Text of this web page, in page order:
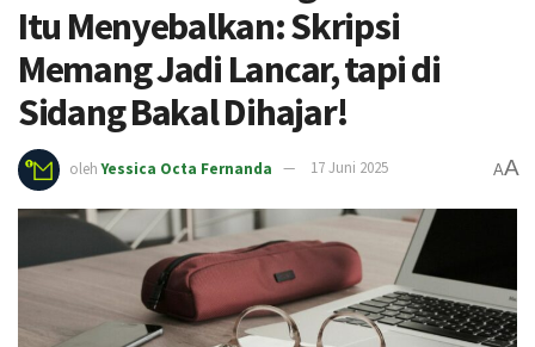
Itu Menyebalkan: Skripsi
Memang Jadi Lancar, tapi di
Sidang Bakal Dihajar!
oleh Yessica Octa Fernanda 17 Juni 2025 AA